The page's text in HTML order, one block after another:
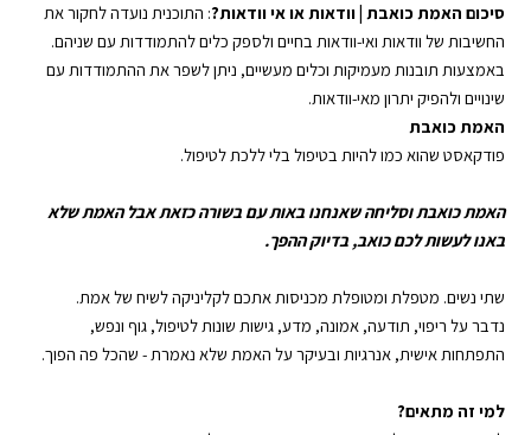
סיכום האמת כואבת | וודאות או אי וודאות?: התוכנית נועדה לחקור את
החשיבות של וודאות ואי-וודאות בחיים ולספק כלים להתמודדות עם שניהם.
באמצעות תובנות מעמיקות וכלים מעשיים, ניתן לשפר את ההתמודדות עם
שינויים ולהפיק יתרון מאי-וודאות.
האמת כואבת
פודקאסט שהוא כמו להיות בטיפול בלי ללכתלטיפול.
האמת כואבתוסליחה שאנחנו באות עם בשורה כזאת אבל האמת שלא
באנו לעשות לכם כואב, בדיוק ההפך.
שתי נשים. מטפלת ומטופלת מכניסות אתכם לקליניקה לשיח של אמת.
נדבר על ריפוי, תודעה,אמונה, מדע,גישות שונות לטיפול,גוף ונפש,
התפתחות אישית, אנרגיות ובעיקר על האמת שלא נאמרת - שהכל פה הפוך.
למי זה מתאים?